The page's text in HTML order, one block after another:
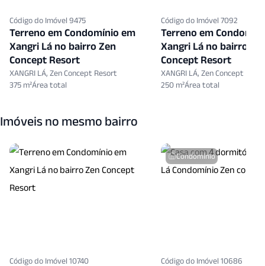
Código do Imóvel 9475
Terreno em Condomínio em
Xangri Lá no bairro Zen
Concept Resort
XANGRI LÁ, Zen Concept Resort
375 m²
Código do Imóvel 7092
Terreno em
Xangri Lá no bairro
Concept Resort
XANGRI LÁ, Zen Concept
250 m²
Imóveis no mesmo bairro
Código do Imóvel 10740
Condomínio
Código do Imóvel 10686